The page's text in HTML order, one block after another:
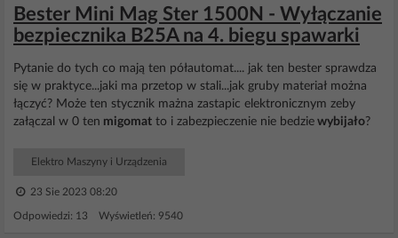
Bester Mini Mag Ster 1500N - Wyłączanie
bezpiecznika B25A na 4. biegu spawarki
Pytanie do tych co mają ten półautomat.... jak ten bester sprawdza
się w praktyce...jaki ma przetop w stali...jak gruby materiał można
łączyć? Może ten stycznik mażna zastapic elektronicznym zeby
załączal w 0 ten migomat to i zabezpieczenie nie bedzie wybijało?
Elektro Maszyny i Urządzenia
23 Sie 2023 08:20
Odpowiedzi: 13 Wyświetleń: 9540